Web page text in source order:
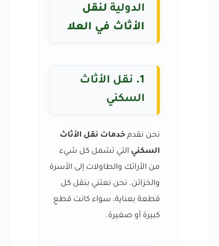
الدولية لنقل
الأثاث في العلا
1.
نقل الأثاث
السكني
نحن نقدم خدمات نقل الأثاث
السكني التي تشمل كل شيء
من الأرائك والطاولات إلى الأسرة
والخزائن. نحن نعتني بنقل كل
قطعة بعناية، سواء كانت قطع
كبيرة أو صغيرة.